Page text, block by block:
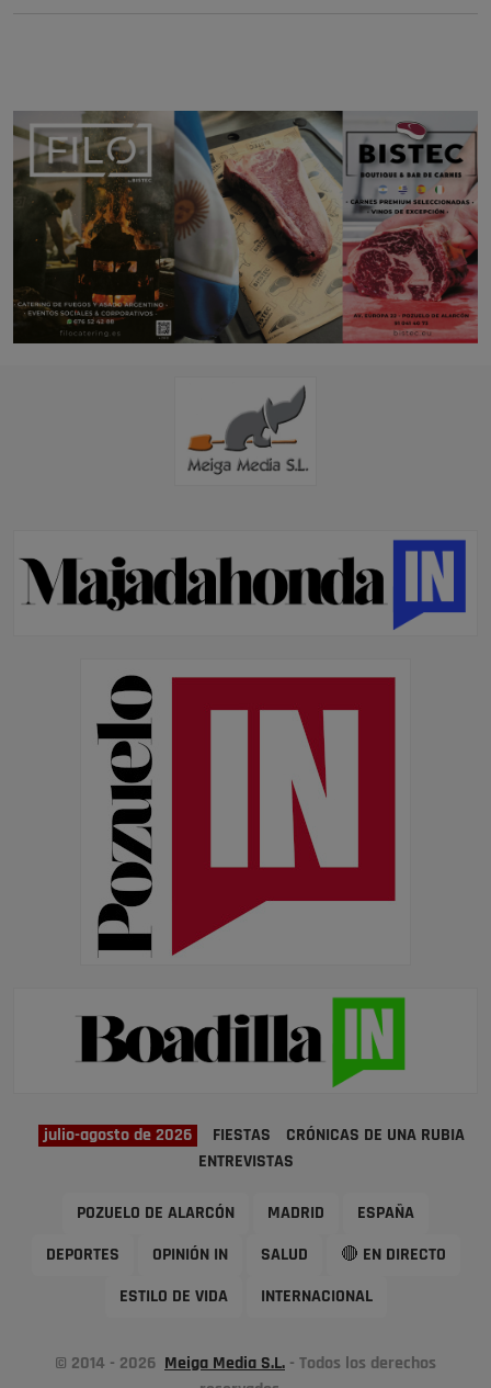
julio-agosto de 2026 FIESTAS
CRÓNICAS DE UNA RUBIA
ENTREVISTAS
POZUELO DE ALARCÓN MADRID ESPAÑA
DEPORTES OPINIÓN IN SALUD 🔴 EN DIRECTO
ESTILO DE VIDA INTERNACIONAL
© 2014 - 2026 Meiga Media S.L. - Todos los derechos